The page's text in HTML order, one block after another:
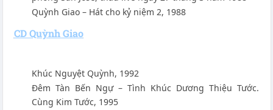
Quỳnh Giao – Hát cho kỷ niệm 2, 1988
CD Quỳnh Giao
Khúc Nguyệt Quỳnh, 1992
Đêm Tàn Bến Ngự – Tình Khúc Dương Thiệu Tước.
Cùng Kim Tước, 1995